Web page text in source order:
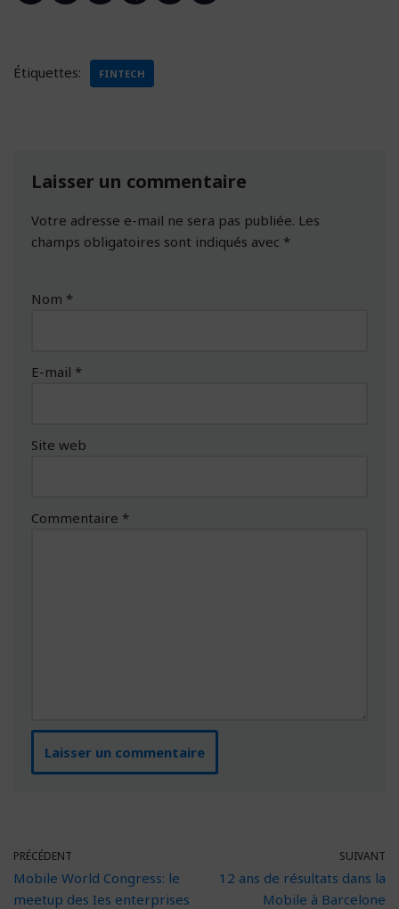
Étiquettes: FINTECH
Laisser un commentaire
Votre adresse e-mail ne sera pas publiée. Les
champs obligatoires sont indiqués avec *
Nom *
E-mail *
Site web
Commentaire *
PRÉCÉDENT
Mobile World Congress: le
meetup des Ies enterprises
SUIVANT
12 ans de résultats dans la
Mobile à Barcelone